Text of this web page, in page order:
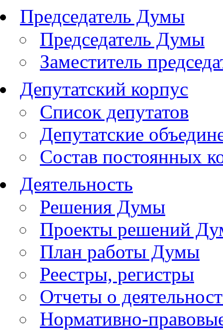
Председатель Думы
Председатель Думы
Заместитель
Депутатский корпус
Список депутатов
Депутатские
Состав постоянных
Деятельность
Решения Думы
Проекты решений
План работы Думы
Реестры, регистры
Отчеты о
Нормативно-